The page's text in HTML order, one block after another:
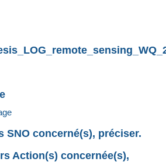
SNO concerné(s), préciser.
Action(s) concernée(s),